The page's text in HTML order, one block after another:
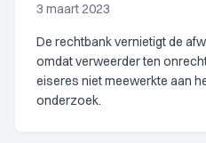
3 maart 2023
De rechtbank vernietigt de
omdat verweerder ten
eiseres niet meewerkte aan
onderzoek.